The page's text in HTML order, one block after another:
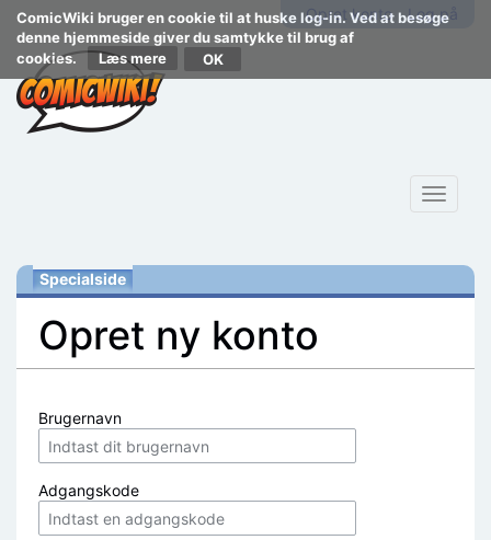
ComicWiki bruger en cookie til at huske log-in. Ved at besøge
denne hjemmeside giver du samtykke til brug af
cookies.
Læs mere
Opret konto Log på
Toggle
Specialside
Opret ny konto
Brugernavn
Adgangskode